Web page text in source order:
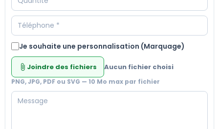
Je souhaite une personnalisation (Marquage)
attach_file Joindre des fichiers Aucun fichier choisi
PNG, JPG, PDF ou SVG — 10 Mo max par fichier